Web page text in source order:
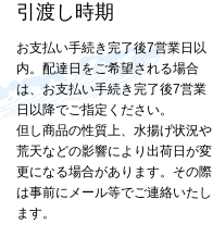
引渡し時期
お支払い手続き完了後7営業日以
内。配達日をご希望される場合
は、お支払い手続き完了後7営業
日以降でご指定ください。
但し商品の性質上、水揚げ状況や
荒天などの影響により出荷日が変
更になる場合があります。その際
は事前にメール等でご連絡いたし
ます。